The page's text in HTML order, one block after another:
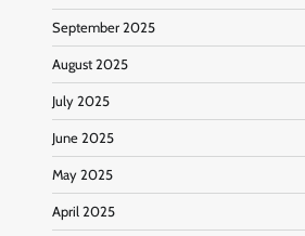
September 2025
August 2025
July 2025
June 2025
May 2025
April 2025